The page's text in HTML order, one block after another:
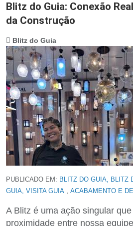
Blitz do Guia: Conexão
da Construção
Blitz do Guia
PUBLICADO EM: BLITZ DO GUIA, BLITZ
GUIA, VISITA GUIA
ACABAMENTO E
A Blitz é uma ação singular
proximidade entre nossa